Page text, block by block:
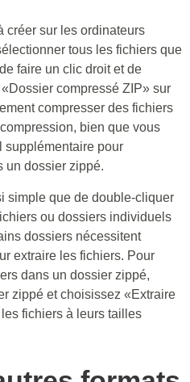
créer sur les ordinateurs
tous les fichiers que
faire un clic droit et de
compressé ZIP» sur
compresser des fichiers
bien que vous
supplémentaire pour
un dossier zippé.
simple que de double-cliquer
ou dossiers individuels
dossiers nécessitent
extraire les fichiers. Pour
dans un dossier zippé,
zippé et choisissez «Extraire
fichiers à leurs tailles